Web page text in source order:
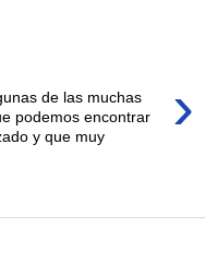
›
de las muchas
podemos encontrar
y que muy